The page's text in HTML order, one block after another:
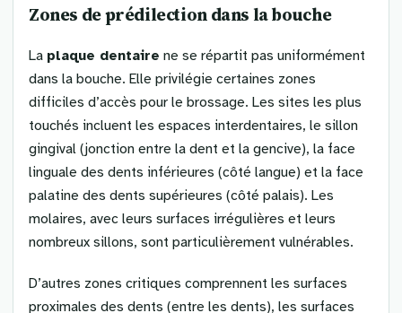
Zones de prédilection dans la bouche
La plaque dentaire ne se répartit pas uniformément
dans la bouche. Elle privilégie certaines zones
difficiles d’accès pour le brossage. Les sites les plus
touchés incluent les espaces interdentaires, le sillon
gingival (jonction entre la dent et la gencive), la face
linguale des dents inférieures (côté langue) et la face
palatine des dents supérieures (côté palais). Les
molaires, avec leurs surfaces irrégulières et leurs
nombreux sillons, sont particulièrement vulnérables.
D’autres zones critiques comprennent les surfaces
proximales des dents (entre les dents), les surfaces